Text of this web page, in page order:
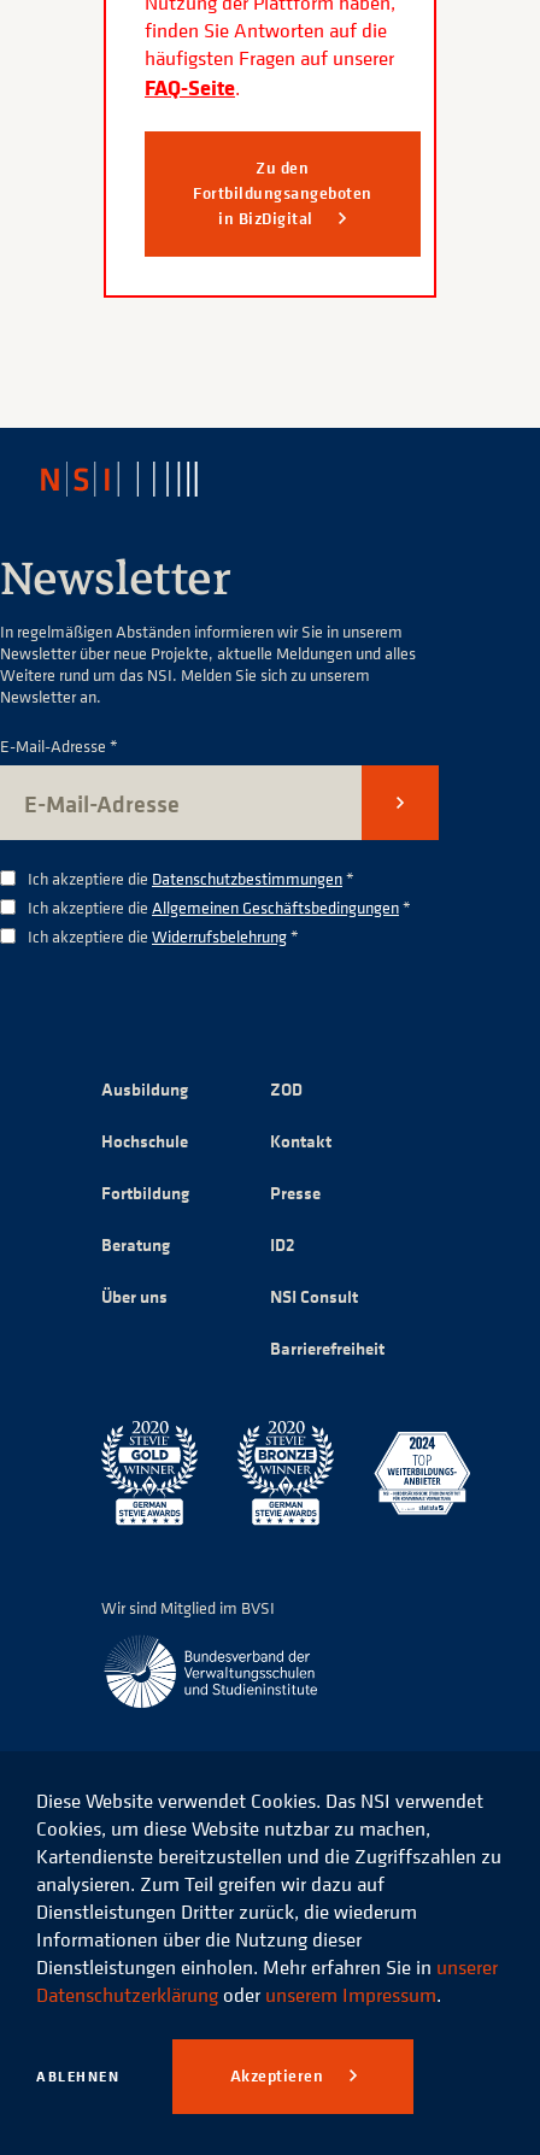
finden Sie Antworten auf die
häufigsten Fragen auf unserer
FAQ-Seite.
Zu den
Fortbildungsangeboten
in BizDigital
Newsletter
In regelmäßigen Abständen informieren wir Sie in unserem
Newsletter über neue Projekte, aktuelle Meldungen und alles
Weitere rund um das NSI. Melden Sie sich zu unserem
Newsletter an.
E-Mail-Adresse *
Senden
Ich akzeptiere die Datenschutzbestimmungen*
Ich akzeptiere die Allgemeinen Geschäftsbedingungen*
Ich akzeptiere die Widerrufsbelehrung*
Ausbildung
Hochschule
Fortbildung
Beratung
Über uns
ZOD
Kontakt
Presse
ID2
NSI Consult
Barrierefreiheit
Wir sind Mitglied im BVSI
Das
NSI
Facebook
Das
NSI
auf
LinkedIn
Das
NSI
auf
Instagram
Das
Xing
© 2026 Niedersächsisches
Studieninstitut für kommunale
Verwaltung e.V.
Datenschutz Impressum
Diese Website verwendet Cookies. Das NSI verwendet
Cookies, um diese Website nutzbar zu machen,
Kartendienste bereitzustellen und die Zugriffszahlen zu
analysieren. Zum Teil greifen wir dazu auf
Dienstleistungen Dritter zurück, die wiederum
Informationen über die Nutzung dieser
Dienstleistungen einholen. Mehr erfahren Sie in unserer
Datenschutzerklärung oder unserem Impressum.
ABLEHNEN Akzeptieren